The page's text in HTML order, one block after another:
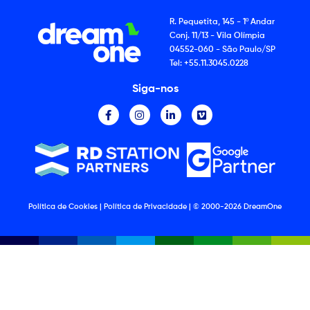
R. Pequetita, 145 - 1º Andar
Conj. 11/13 - Vila Olímpia
04552-060 - São Paulo/SP
Tel: +55.11.3045.0228
Siga-nos
Política de Cookies Política de Privacidade | © 2000-2026 DreamOne